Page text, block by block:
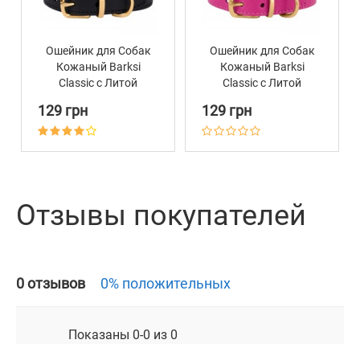
Ошейник для Собак
Кожаный Barksi
Classic с Литой
Черный
129 грн
Ошейник для Собак
Кожаный Barksi
Classic с Литой
Розовый
129 грн
Отзывы покупателей
0 отзывов 0% положительных
Показаны 0-0 из 0